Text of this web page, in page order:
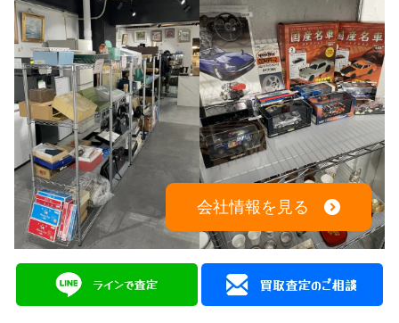
会社情報を見る